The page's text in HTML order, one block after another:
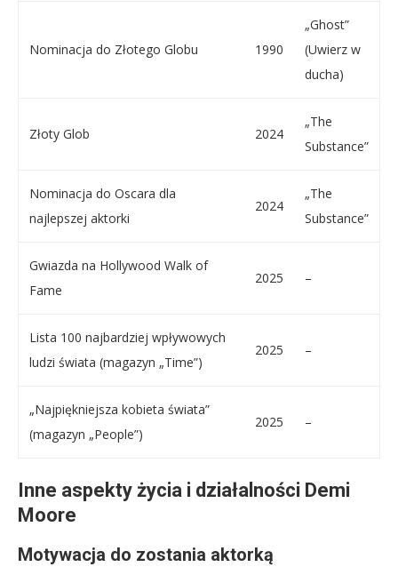
Nominacja do Złotego Globu 1990
„Ghost”
(Uwierz w
ducha)
Złoty Glob 2024
„The
Substance”
Nominacja do Oscara dla
najlepszej aktorki
2024
„The
Substance”
Gwiazda na Hollywood Walk of
Fame
2025 –
Lista 100 najbardziej wpływowych
ludzi świata (magazyn „Time”)
2025 –
„Najpiękniejsza kobieta świata”
(magazyn „People”)
2025 –
Inne aspekty życia i działalności Demi
Moore
Motywacja do zostania aktorką